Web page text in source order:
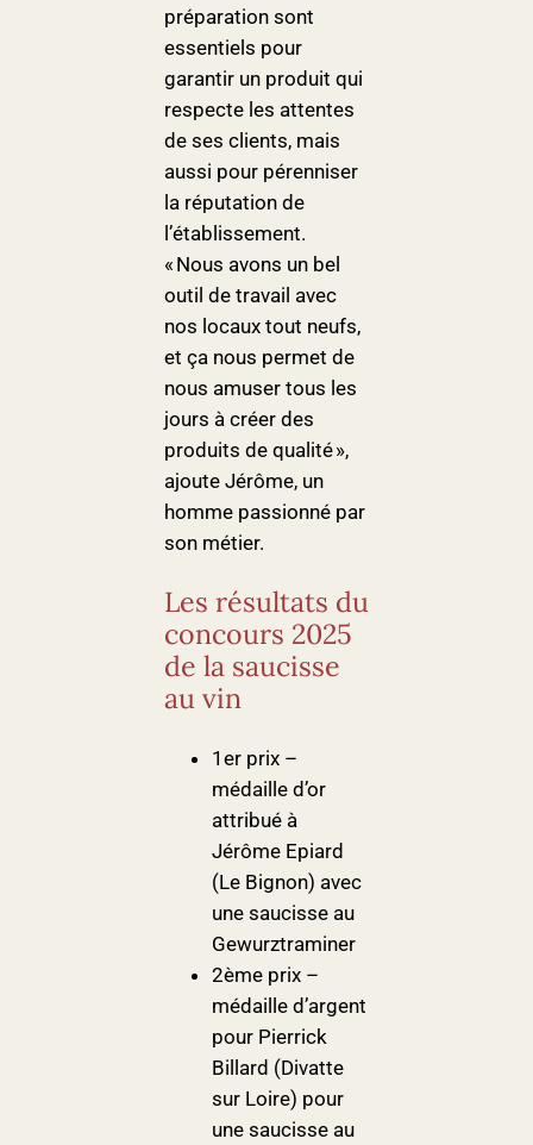
préparation sont
essentiels pour
garantir un produit qui
respecte les attentes
de ses clients, mais
aussi pour pérenniser
la réputation de
l’établissement.
« Nous avons un bel
outil de travail avec
nos locaux tout neufs,
et ça nous permet de
nous amuser tous les
jours à créer des
produits de qualité »,
ajoute Jérôme, un
homme passionné par
son métier.
Les résultats du
concours 2025
de la saucisse
au vin
1er prix –
médaille d’or
attribué à
Jérôme Epiard
(Le Bignon) avec
une saucisse au
Gewurztraminer
2ème prix –
médaille d’argent
pour Pierrick
Billard (Divatte
sur Loire) pour
une saucisse au